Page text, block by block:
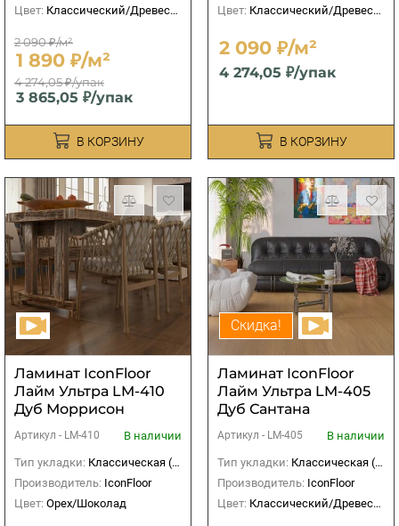
Цвет: Классический/Древесный
2 090 ₽/м²
1 890 ₽/м²
4 274,05 ₽/упак
3 865,05 ₽/упак
В КОРЗИНУ
Цвет: Классический/Древесный
2 090 ₽/м²
4 274,05 ₽/упак
В КОРЗИНУ
Ламинат IconFloor
Лайм Ультра LM-410
Дуб Моррисон
Артикул - LM-410
В наличии
Тип укладки: Классическая (прямая)
Производитель: IconFloor
Цвет: Орех/Шоколад
Скидка!
Ламинат IconFloor
Лайм Ультра LM-405
Дуб Сантана
Артикул - LM-405
В наличии
Тип укладки: Классическая (прямая)
Производитель: IconFloor
Цвет: Классический/Древесный